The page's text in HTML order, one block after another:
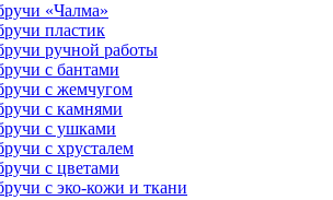
«Чалма»
пластик
ручной работы
с бантами
с жемчугом
с камнями
с ушками
с хрусталем
с цветами
с эко-кожи и ткани